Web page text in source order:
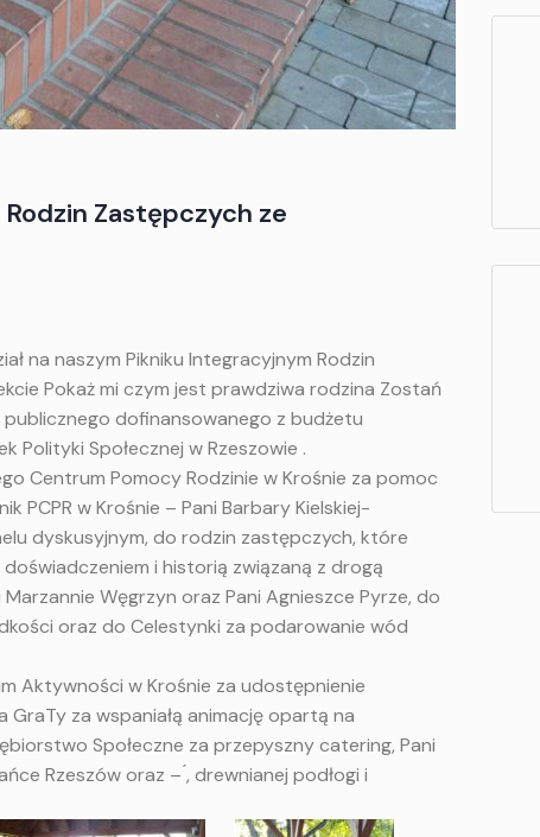
Zastępczych ze
na naszym Pikniku Integracyjnym Rodzin
Pokaż mi czym jest prawdziwa rodzina Zostań
dofinansowanego z budżetu
Polityki Społecznej w Rzeszowie .
Centrum Pomocy Rodzinie w Krośnie za pomoc
PCPR w Krośnie – Pani Barbary Kielskiej-
dyskusyjnym, do rodzin zastępczych, które
i historią związaną z drogą
Węgrzyn oraz Pani Agnieszce Pyrze, do
oraz do Celestynki za podarowanie wód
Aktywności w Krośnie za udostępnienie
GraTy za wspaniałą animację opartą na
Społeczne za przepyszny catering, Pani
Rzeszóworaz – ́, drewnianej podłogi i